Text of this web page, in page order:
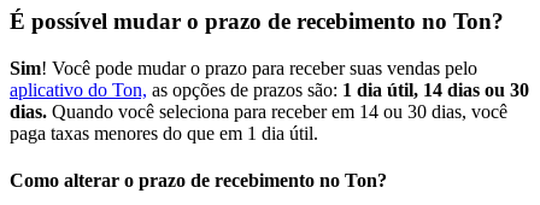
É possível mudar o prazo de recebimento no Ton?
Sim! Você pode mudar o prazo para receber suas vendas pelo
aplicativo do Ton, as opções de prazos são: 1 dia útil, 14 dias ou 30
dias. Quando você seleciona para receber em 14 ou 30 dias, você
paga taxas menores do que em 1 dia útil.
Como alterar o prazo de recebimento no Ton?